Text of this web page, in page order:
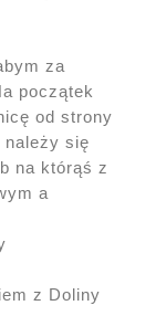
za
początek
od strony
należy się
na którąś z
a
z Doliny